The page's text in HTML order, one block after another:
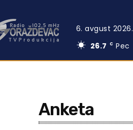
6. avgust 2026.
26.7
C Pec
Anketa